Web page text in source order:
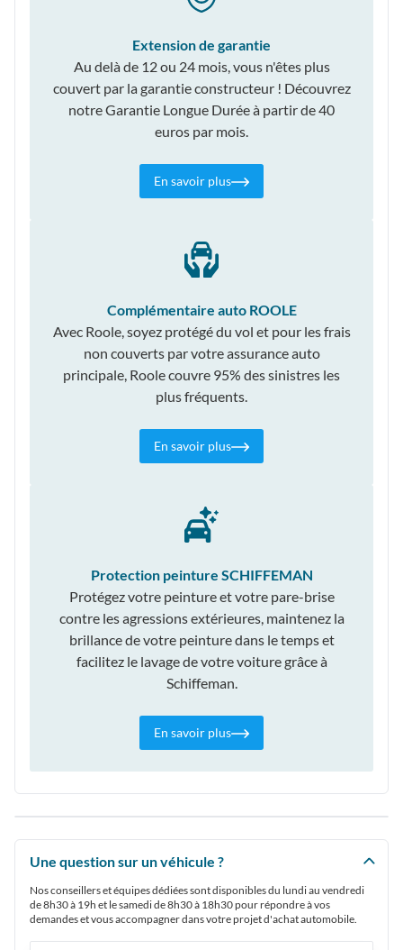
Extension de garantie
Au delà de 12 ou 24 mois, vous n'êtes plus
couvert par la garantie constructeur ! Découvrez
notre Garantie Longue Durée à partir de 40
euros par mois.
En savoir plus
Complémentaire auto ROOLE
Avec Roole, soyez protégé du vol et pour les frais
non couverts par votre assurance auto
principale, Roole couvre 95% des sinistres les
plus fréquents.
En savoir plus
Protection peinture SCHIFFEMAN
Protégez votre peinture et votre pare-brise
contre les agressions extérieures, maintenez la
brillance de votre peinture dans le temps et
facilitez le lavage de votre voiture grâce à
Schiffeman.
En savoir plus
Une question sur un véhicule ?
Nos conseillers et équipes dédiées sont disponibles du lundi au vendredi
de 8h30 à 19h et le samedi de 8h30 à 18h30 pour répondre à vos
demandes et vous accompagner dans votre projet d'achat automobile.